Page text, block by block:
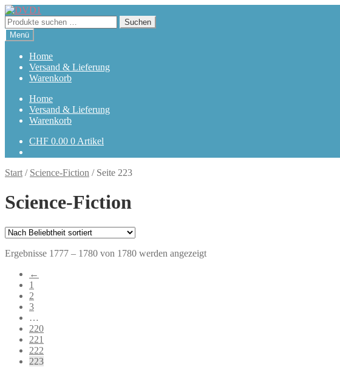
Zur
Navigation
springen
Zum
Inhalt
springen
Suchen
nach:
Suchen
Menü
Home
Versand & Lieferung
Warenkorb
Home
Versand & Lieferung
Warenkorb
CHF 0.00 0 Artikel
Start / Science-Fiction / Seite 223
Science-Fiction
Ergebnisse 1777 – 1780 von 1780 werden angezeigtNach
←
1
2
3
…
220
221
222
223